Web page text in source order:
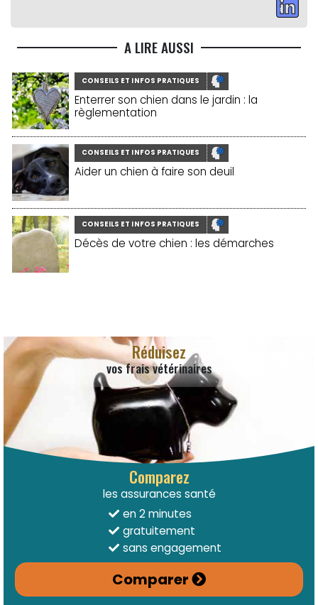
A LIRE AUSSI
CONSEILS ET INFOS PRATIQUES
Enterrer son chien dans le jardin : la
règlementation
CONSEILS ET INFOS PRATIQUES
Aider un chien à faire son deuil
CONSEILS ET INFOS PRATIQUES
Décès de votre chien : les démarches
Réduisez
vos frais vétérinaires
Comparez
les assurances santé
en 2 minutes
gratuitement
sans engagement
Comparer